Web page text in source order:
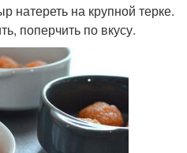
натереть на крупной терке.
поперчить по вкусу.